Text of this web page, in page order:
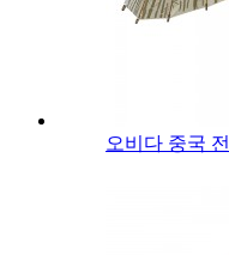
오비다 중국